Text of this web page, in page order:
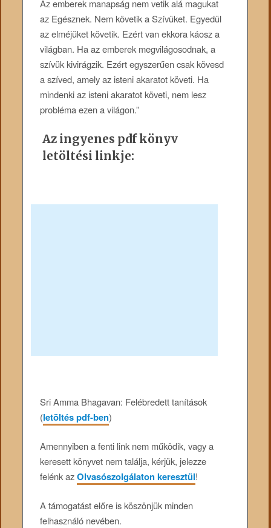
Az emberek manapság nem vetik alá magukat
az Egésznek. Nem követik a Szívüket. Egyedül
az elméjüket követik. Ezért van ekkora káosz a
világban. Ha az emberek megvilágosodnak, a
szívük kivirágzik. Ezért egyszerűen csak kövesd
a szíved, amely az isteni akaratot követi. Ha
mindenki az isteni akaratot követi, nem lesz
probléma ezen a világon.”
Az ingyenes pdf könyv
letöltési linkje:
Sri Amma Bhagavan: Felébredett tanítások
(letöltés pdf-ben)
Amennyiben a fenti link nem működik, vagy a
keresett könyvet nem találja, kérjük, jelezze
felénk azOlvasószolgálaton keresztül!
A támogatást előre is köszönjük minden
felhasználó nevében.